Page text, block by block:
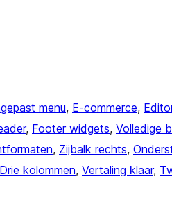
menu, E-commerce,
, Footer widgets, Volledige
, Zijbalk rechts,
Drie kolommen, Vertaling klaar,